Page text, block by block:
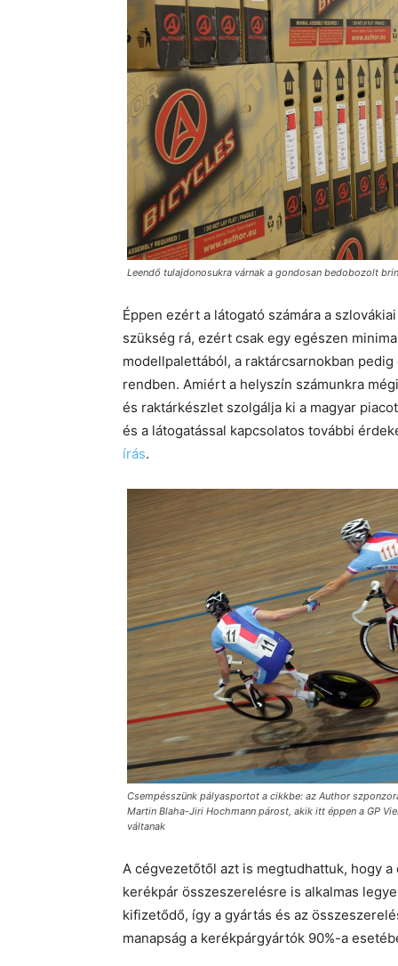
Leendő tulajdonosukra várnak a gondosan bedobozolt
Éppen ezért a látogató számára a
szükség rá, ezért csak egy egészen
modellpalettából, a raktárcsarnokban
rendben. Amiért a helyszín számunkra
és raktárkészlet szolgálja ki a magyar
és a látogatással kapcsolatos további
írás.
Csempésszünk pályasportot a cikkbe: az Author
Martin Blaha-Jiri Hochmann párost, akik itt éppen a GP
váltanak
A cégvezetőtől azt is megtudhattuk, hogy
kerékpár összeszerelésre is alkalmas
kifizetődő, így a gyártás és az
manapság a kerékpárgyártók 90%-a